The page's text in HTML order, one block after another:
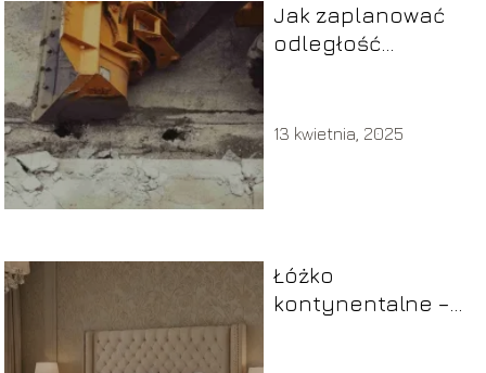
Jak zaplanować
odległość
kluczowe
13 kwietnia, 2025
Łóżko
kontynentalne –